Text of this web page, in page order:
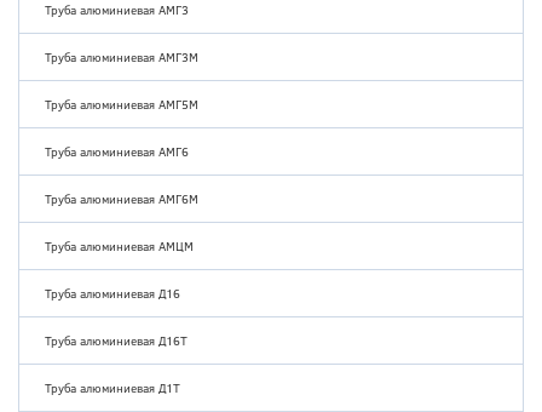
Труба алюминиевая АМГ3
Труба алюминиевая АМГ3М
Труба алюминиевая АМГ5М
Труба алюминиевая АМГ6
Труба алюминиевая АМГ6М
Труба алюминиевая АМЦМ
Труба алюминиевая Д16
Труба алюминиевая Д16Т
Труба алюминиевая Д1Т